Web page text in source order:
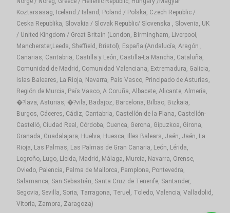
Koztarsasag, Iceland / Island, Poland / Polska, Czech Republic /
Ceska Republika, Slovakia / Slovak Republic/ Slovenska , Slovenia, UK
/ United Kingdom / Great Britain (London, Birmingham, Liverpool,
Mancherster,Leeds, Sheffield, Bristol), España (Andalucía, Aragón ,
Canarias, Cantabria, Castilla y León, Castilla-La Mancha, Cataluña,
Comunidad de Madrid, Comunidad Valenciana, Extremadura, Galicia,
Islas Baleares, La Rioja, Navarra, País Vasco, Principado de Asturias,
Región de Murcia, País Vasco, A Coruña, Albacete, Alicante, Almería,
�?lava, Asturias, �?vila, Badajoz, Barcelona, Bilbao, Bizkaia,
Burgos, Cáceres, Cádiz, Cantabria, Castellón de la Plana, Castellón-
Castelló, Ciudad Real, Córdoba, Cuenca, Gerona, Gipuzkoa, Girona,
Granada, Guadalajara, Huelva, Huesca, Illes Balears, Jaén, Jaén, La
Rioja, Las Palmas, Las Palmas de Gran Canaria, León, Lérida,
Logroño, Lugo, Lleida, Madrid, Málaga, Murcia, Navarra, Orense,
Oviedo, Palencia, Palma de Mallorca, Pamplona, Pontevedra,
Salamanca, San Sebastián, Santa Cruz de Tenerife, Santander,
Segovia, Sevilla, Soria, Tarragona, Teruel, Toledo, Valencia, Valladolid,
Vitoria, Zamora, Zaragoza)